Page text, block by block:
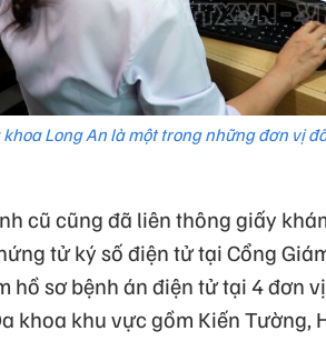
khoa Long An là một trong những đơn vị
cũ cũng đã liên thông giấy
tử ký số điện tử tại Cổng
hồ sơ bệnh án điện tử tại 4 đơn
khoa khu vực gồm Kiến Tường,